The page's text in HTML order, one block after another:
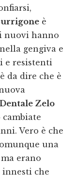
è
nuovi hanno
gengiva e
e resistenti
da dire che è
Zelo
cambiate
Vero è che
una
erano
innesti che